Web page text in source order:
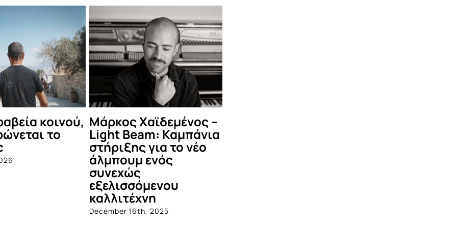
Λαξ στο
Βράχων
2025
ΣΑΣ ΕΥΧΑΡΙΣΤΟΥΜΕ!
October 18th, 2024